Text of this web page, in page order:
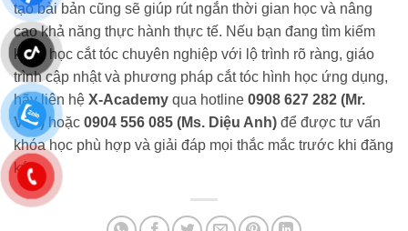
tạo bài bản cũng sẽ giúp rút ngắn thời gian học và nâng
cao khả năng thực hành thực tế. Nếu bạn đang tìm kiếm
khóa học cắt tóc chuyên nghiệp với lộ trình rõ ràng, giáo
trình cập nhật và phương pháp cắt tóc hình học ứng dụng,
hãy liên hệ X-Academy qua hotline 0908 627 282 (Mr.
Việt)hoặc 0904 556 085 (Ms. Diệu Anh) để được tư vấn
khóa học phù hợp và giải đáp mọi thắc mắc trước khi đăng
ký.